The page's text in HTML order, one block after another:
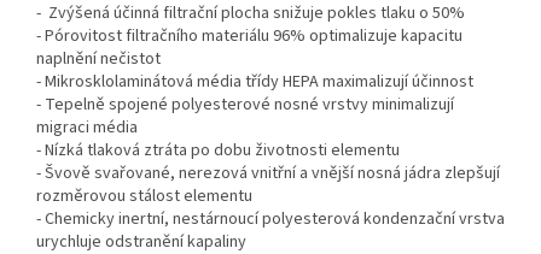
- Zvýšená účinná filtrační plocha snižuje pokles tlaku o 50%
- Pórovitost filtračního materiálu 96% optimalizuje kapacitu
naplnění nečistot
-Mikrosklolaminátová média třídy HEPA maximalizují účinnost
- Tepelně spojené polyesterové nosné vrstvy minimalizují
migraci média
- Nízká tlaková ztráta po dobu životnosti elementu
- Švově svařované, nerezová vnitřní a vnější nosná jádra zlepšují
rozměrovou stálost elementu
- Chemicky inertní, nestárnoucí polyesterová kondenzační vrstva
urychluje odstranění kapaliny